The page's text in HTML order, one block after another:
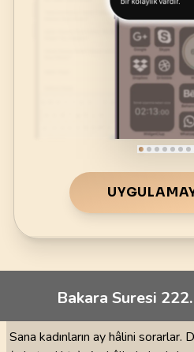
Bakara Suresi
Sana kadınların ay hâlini sorarlar.